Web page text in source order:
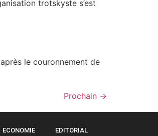
trotskyste s’est
le couronnement de
Prochain →
ECONOMIE EDITORIAL